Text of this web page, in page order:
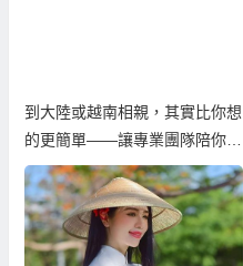
到大陸或越南相親，其實比你想
的更簡單——讓專業團隊陪你找
到真心伴侶